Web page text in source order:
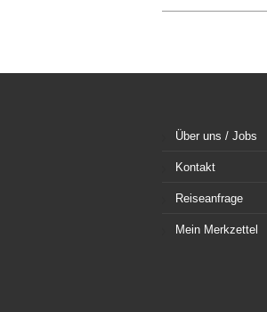
Über uns / Jobs
Kontakt
Reiseanfrage
Mein Merkzettel